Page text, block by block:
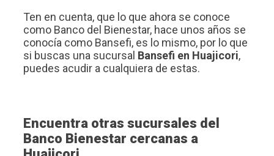
Ten en cuenta, que lo que ahora se conoce
como Banco del Bienestar, hace unos años se
conocía como Bansefi, es lo mismo, por lo que
si buscas una sucursal Bansefi en Huajicori,
puedes acudir a cualquiera de estas.
Encuentra otras sucursales del
Banco Bienestar cercanas a